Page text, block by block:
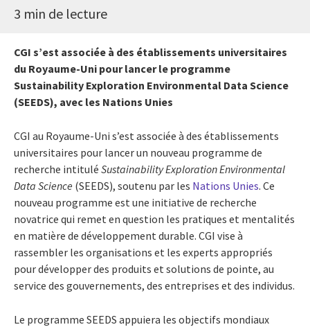
3 min de lecture
CGI s’est associée à des établissements universitaires
du Royaume-Uni pour lancer le programme
Sustainability Exploration Environmental Data Science
(SEEDS), avec les Nations Unies
CGI au Royaume-Uni s’est associée à des établissements
universitaires pour lancer un nouveau programme de
recherche intitulé Sustainability Exploration Environmental
Data Science (SEEDS), soutenu par les Nations Unies. Ce
nouveau programme est une initiative de recherche
novatrice qui remet en question les pratiques et mentalités
en matière de développement durable. CGI vise à
rassembler les organisations et les experts appropriés
pour développer des produits et solutions de pointe, au
service des gouvernements, des entreprises et des individus.
Le programme SEEDS appuiera les objectifs mondiaux